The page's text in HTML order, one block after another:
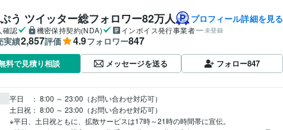
う ツイッター総フォロワー82万人 プロフィール詳細を見る
確認 機密保持契約(NDA) インボイス発行事業者 未登録
実績2,857評価 4.9フォロワー847
料で見積り相談 メッセージを送る フォロー847
平日　： 8:00 ～ 23:00（お問い合わせ対応可）
土日祝： 8:00 ～ 23:00（お問い合わせ対応可）
※平日、土日祝ともに、拡散サービスは17時～21時の時間帯に宣伝。